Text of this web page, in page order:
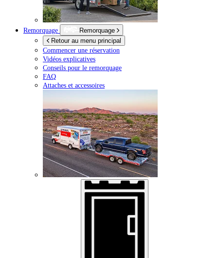
Remorquage
Remorquage
Retour au menu principal
Commencer une réservation
Vidéos explicatives
Conseils pour le remorquage
FAQ
Attaches et accessoires